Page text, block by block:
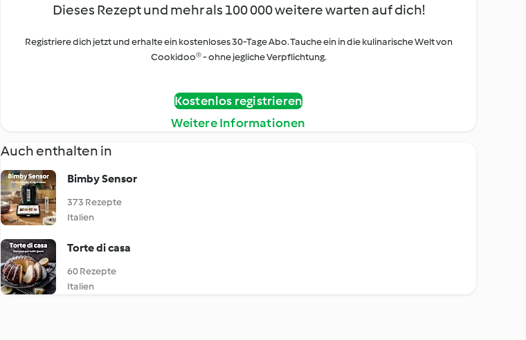
Dieses Rezept und mehr als 100 000 weitere warten auf dich!
Registriere dich jetzt und erhalte ein kostenloses 30-Tage Abo. Tauche ein in die kulinarische Welt von
Cookidoo® - ohne jegliche Verpflichtung.
Kostenlos registrieren
Weitere Informationen
Auch enthalten in
Bimby Sensor
373 Rezepte
Italien
Torte di casa
60 Rezepte
Italien